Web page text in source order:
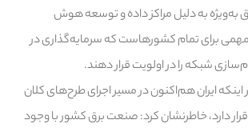
به‌ویژه به دلیل مراکز داده و توسعه هوش
برای تمام کشورهاست که سرمایه‌گذاری در
شبکه را در اولویت قرار دهند.
ایران هم‌اکنون در مسیر اجرای طرح‌های کلان
دارد، خاطرنشان کرد: صنعت برق کشور با وجود